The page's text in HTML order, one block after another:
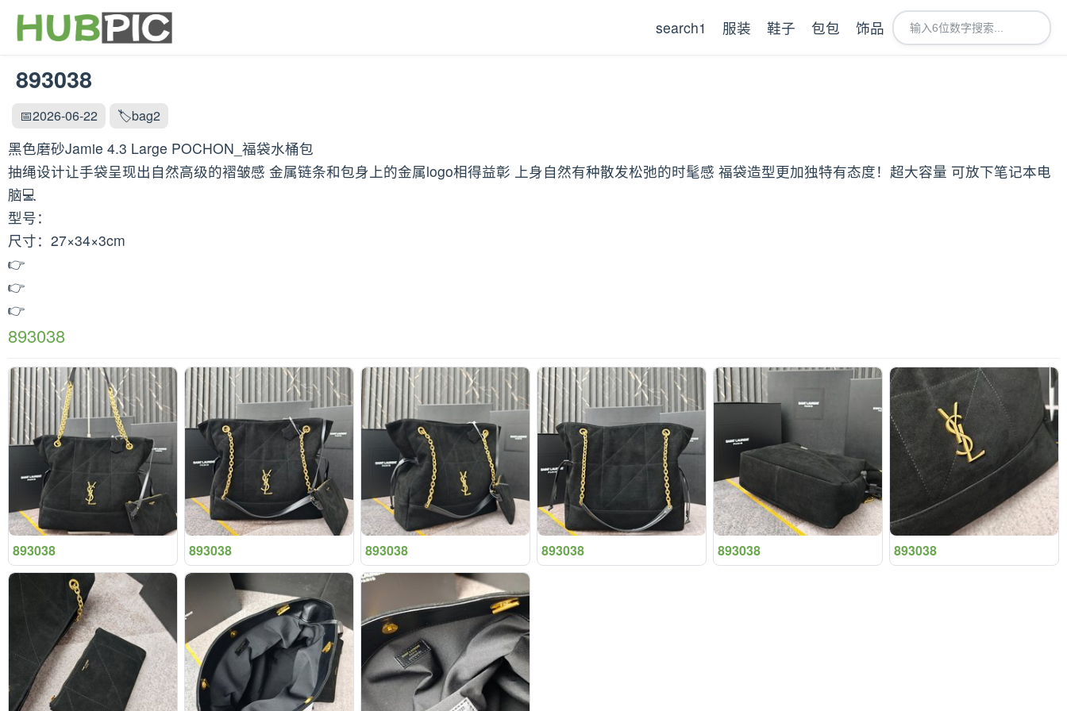
search1 服装 鞋子 包包 饰品
893038
📅2026-06-22 🏷️bag2
黑色磨砂Jamie 4.3 Large POCHON_福袋水桶包
抽绳设计让手袋呈现出自然高级的褶皱感 金属链条和包身上的金属logo相得益彰 上身自然有种散发松弛的时髦感 福袋造型更加独特有态度！超大容量 可放下笔记本电
脑💻
型号：
尺寸：27×34×3cm
👉
👉
👉
893038
893038 893038 893038 893038 893038 893038